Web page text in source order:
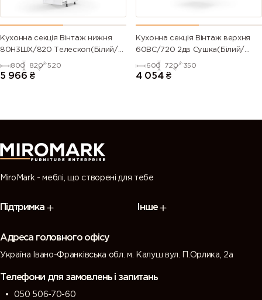
Кухонна секція Вінтаж нижня
80Н3ШХ/820 Телескоп(Білий/
Напівмат Білий 9003)
800 820 520
5 966 ₴
Кухонна секція Вінтаж верхня
60ВС/720 2дв Сушка(Білий/
Напівмат Білий 9003)
600 720 350
4 054 ₴
MiroMark - меблі, що створені для тебе
Підтримка Інше
Адреса головного офісу
Україна Івано-Франківська обл. м. Калуш вул. П.Орлика, 2а
Телефони для замовлень і запитань
050 506-70-60